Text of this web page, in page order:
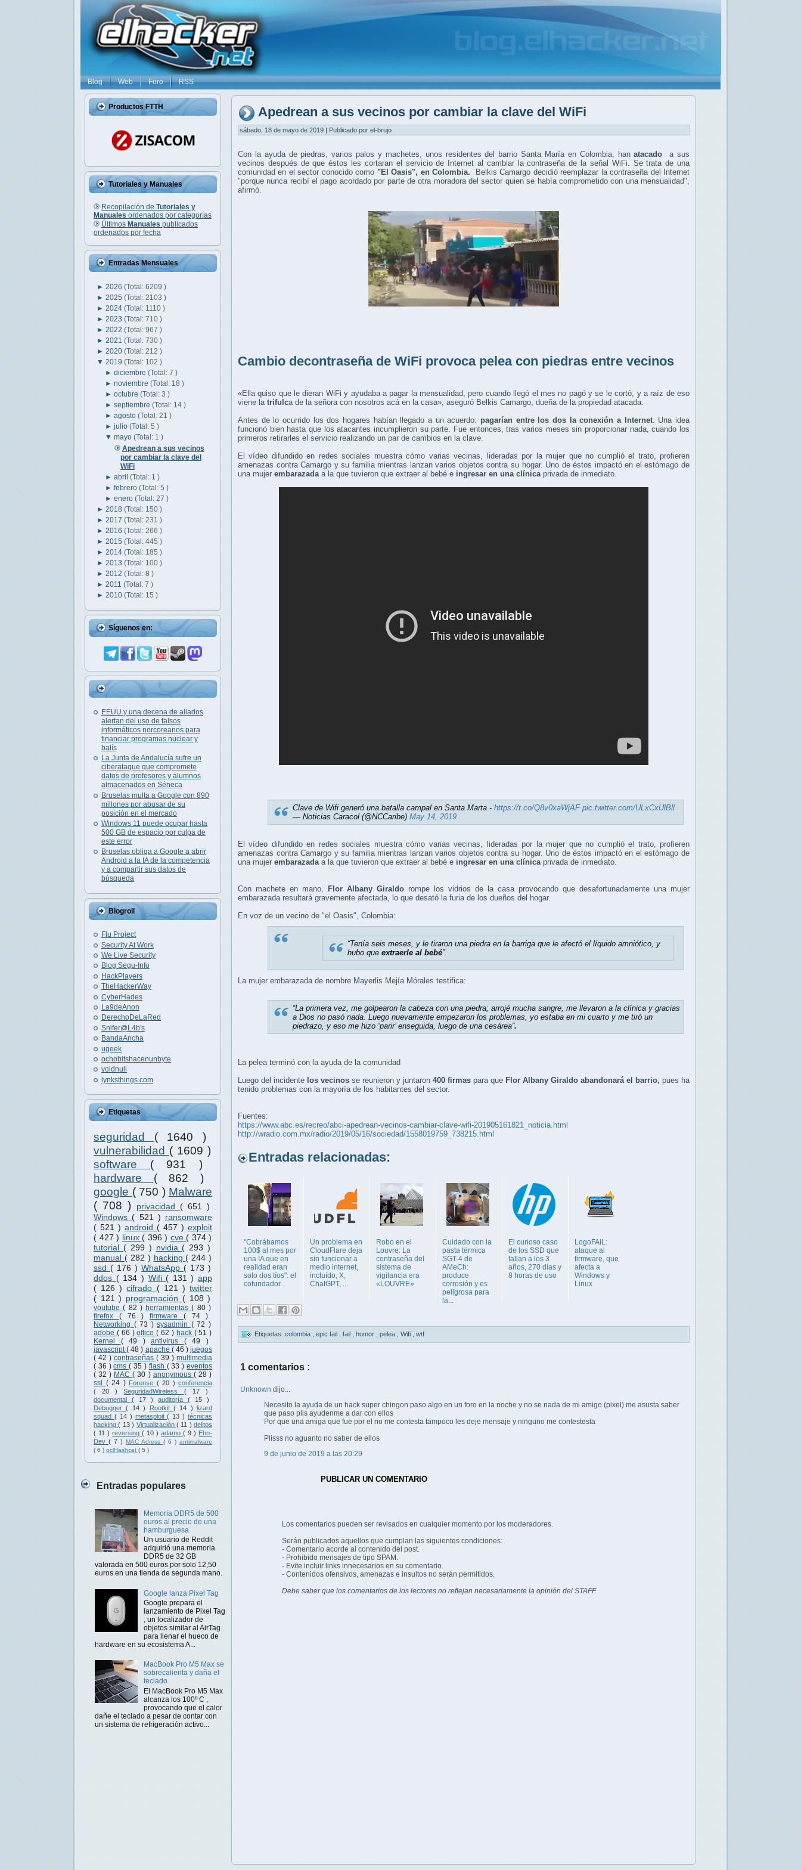
Blog Web Foro RSS
Productos FTTH
Tutoriales y Manuales
Recopilación de Tutoriales y
Manuales ordenados por categorías
Últimos Manuales publicados
ordenados por fecha
Entradas Mensuales
► 2026 (Total: 6209 )
► 2025 (Total: 2103 )
► 2024 (Total: 1110 )
► 2023 (Total: 710 )
► 2022 (Total: 967 )
► 2021 (Total: 730 )
► 2020 (Total: 212 )
▼ 2019 (Total: 102 )
►diciembre(Total: 7 )
►noviembre(Total: 18 )
►octubre(Total: 3 )
►septiembre(Total: 14 )
►agosto(Total: 21 )
►julio(Total: 5 )
▼mayo(Total: 1 )
Apedrean a sus vecinos
por cambiar la clave del
WiFi
►abril(Total: 1 )
►febrero(Total: 5 )
►enero(Total: 27 )
► 2018 (Total: 150 )
► 2017 (Total: 231 )
► 2016 (Total: 266 )
► 2015 (Total: 445 )
► 2014 (Total: 185 )
► 2013 (Total: 100 )
► 2012 (Total: 8 )
► 2011 (Total: 7 )
► 2010 (Total: 15 )
Síguenos en:
EEUU y una decena de aliados
alertan del uso de falsos
informáticos norcoreanos para
financiar programas nuclear y
balís
La Junta de Andalucía sufre un
ciberataque que compromete
datos de profesores y alumnos
almacenados en Séneca
Bruselas multa a Google con 890
millones por abusar de su
posición en el mercado
Windows 11 puede ocupar hasta
500 GB de espacio por culpa de
este error
Bruselas obliga a Google a abrir
Android a la IA de la competencia
y a compartir sus datos de
búsqueda
Blogroll
Flu Project
Security At Work
We Live Security
Blog Segu-Info
HackPlayers
TheHackerWay
CyberHades
La9deAnon
DerechoDeLaRed
Snifer@L4b's
BandaAncha
ugeek
ochobitshacenunbyte
voidnull
lynksthings.com
Etiquetas
seguridad ( 1640 )
vulnerabilidad ( 1609 )
software ( 931 )
hardware ( 862 )
google ( 750 ) Malware
( 708 )
privacidad ( 651 )
Windows ( 521 ) ransomware
( 521 ) android ( 457 ) exploit
( 427 ) linux ( 396 ) cve ( 374 )
tutorial ( 299 ) nvidia ( 293 )
manual ( 282 ) hacking ( 244 )
ssd ( 176 ) WhatsApp ( 173 )
ddos ( 134 ) Wifi ( 131 ) app
( 126 )cifrado ( 121 )twitter
( 121 ) programación ( 108 )
youtube( 82 ) herramientas( 80 )
firefox ( 76 ) firmware ( 74 )
Networking ( 73 ) sysadmin ( 72 )
adobe ( 66 )office( 62 ) hack ( 51 )
Kernel ( 49 ) antivirus ( 49 )
javascript( 48 ) apache ( 46 ) juegos
( 42 ) contraseñas ( 39 ) multimedia
( 36 )cms( 35 ) flash ( 33 )eventos
( 32 ) MAC( 30 ) anonymous ( 28 )
ssl ( 24 ) Forense ( 20 ) conferencia
( 20 )SeguridadWireless ( 17 )
documental ( 17 ) auditoría ( 15 )
Debugger( 14 ) Rootkit ( 14 ) lizard
squad ( 14 ) metasploit( 13 ) técnicas
hacking( 13 ) Virtualización ( 11 ) delitos
( 11 ) reversing ( 10 ) adamo ( 9 ) Ehn-
Dev ( 7 ) MAC Adress ( 6 ) antimalware
( 6 ) oclHashcat ( 5 )
Entradas populares
Memoria DDR5 de 500
euros al precio de una
hamburguesa
Un usuario de Reddit
adquirió una memoria
DDR5 de 32 GB
valorada en 500 euros por solo 12,50
euros en una tienda de segunda mano.
Google lanza Pixel Tag
Google prepara el
lanzamiento de Pixel Tag
, un localizador de
objetos similar al AirTag
para llenar el hueco de
hardware en su ecosistema A...
MacBook Pro M5 Max se
sobrecalienta y daña el
teclado
El MacBook Pro M5 Max
alcanza los 100º C ,
provocando que el calor
dañe el teclado a pesar de contar con
un sistema de refrigeración activo...
Apedrean a sus vecinos por cambiar la clave del WiFi
sábado, 18 de mayo de 2019 | Publicado por el-brujo
Con la ayuda de piedras, varios palos y machetes, unos residentes del barrio Santa María en Colombia, hanatacado
a sus
vecinos después de que éstos les cortaran el servicio de Internet al cambiar la contraseña de la señal WiFi. Se trata de una
comunidad en el sector conocido como "El Oasis", en Colombia.
Belkis Camargo decidió reemplazar la contraseña del Internet
"porque nunca recibí el pago acordado por parte de otra moradora del sector quien se había comprometido con una mensualidad",
afirmó.
Cambio decontraseña de WiFi provoca pelea con piedras entre vecinos
«Ella quiso que le dieran WiFi y ayudaba a pagar la mensualidad, pero cuando llegó el mes no pagó y se le cortó, y a raíz de eso
viene la trifulca de la señora con nosotros acá en la casa», aseguró Belkis Camargo, dueña de la propiedad atacada.
Antes de lo ocurrido los dos hogares habían llegado a un acuerdo: pagarían entre los dos la conexión a Internet. Una idea
funcionó bien hasta que los atacantes incumplieron su parte. Fue entonces, tras varios meses sin proporcionar nada, cuando los
primeros retirarles el servicio realizando un par de cambios en la clave.
El vídeo difundido en redes sociales muestra cómo varias vecinas, lideradas por la mujer que no cumplió el trato, profieren
amenazas contra Camargo y su familia mientras lanzan varios objetos contra su hogar. Uno de éstos impactó en el estómago de
una mujer embarazadaa la que tuvieron que extraer al bebé e ingresar en una clínicaprivada de inmediato.
Clave de Wifi generó una batalla campal en Santa Marta - https://t.co/Q8v0xaWjAF pic.twitter.com/ULxCxUlBll
— Noticias Caracol (@NCCaribe) May 14, 2019
El vídeo difundido en redes sociales muestra cómo varias vecinas, lideradas por la mujer que no cumplió el trato, profieren
amenazas contra Camargo y su familia mientras lanzan varios objetos contra su hogar. Uno de éstos impactó en el estómago de
una mujer embarazadaa la que tuvieron que extraer al bebé e ingresar en una clínicaprivada de inmediato.
Con machete en mano, Flor Albany Giraldo rompe los vidrios de la casa provocando que desafortunadamente una mujer
embarazada resultará gravemente afectada, lo que desató la furia de los dueños del hogar.
En voz de un vecino de "el Oasis", Colombia:
“Tenía seis meses, y le tiraron una piedra en la barriga que le afectó el líquido amniótico, y
hubo que extraerle al bebé”.
La mujer embarazada de nombre Mayerlis Mejía Mórales testifica:
“La primera vez, me golpearon la cabeza con una piedra; arrojé mucha sangre, me llevaron a la clínica y gracias
a Dios no pasó nada. Luego nuevamente empezaron los problemas, yo estaba en mi cuarto y me tiró un
piedrazo, y eso me hizo ‘parir’ enseguida, luego de una cesárea”.
La pelea terminó con la ayuda de la comunidad
Luego del incidente los vecinos se reunieron y juntaron 400 firmas para que Flor Albany Giraldo abandonará el barrio, pues ha
tenido problemas con la mayoría de los habitantes del sector.
Fuentes:
https://www.abc.es/recreo/abci-apedrean-vecinos-cambiar-clave-wifi-201905161821_noticia.html
http://wradio.com.mx/radio/2019/05/16/sociedad/1558019759_738215.html
Entradas relacionadas:
"Cobrábamos
100$ al mes por
una IA que en
realidad eran
solo dos tíos": el
cofundador...
Un problema en
CloudFlare deja
sin funcionar a
medio internet,
incluído, X,
ChatGPT, ...
Robo en el
Louvre: La
contraseña del
sistema de
vigilancia era
«LOUVRE»
Cuidado con la
pasta térmica
SGT-4 de
AMeCh:
produce
corrosión y es
peligrosa para
la...
El curioso caso
de los SSD que
fallan a los 3
años, 270 días y
8 horas de uso
LogoFAIL:
ataque al
firmware, que
afecta a
Windows y
Linux
Etiquetas: colombia epic fail fail humor pelea Wifi wtf
1 comentarios :
Unknown dijo...
Necesito la ayuda de un hack super chingon paso algo en un foro en la noche y no se nada de mi amigo (pixel) me asusta saber
que paso plis ayudenme a dar con ellos
Por que una amiga que fue por el no me contesta tampoco les deje mensaje y ninguno me contestesta
Plisss no aguanto no saber de ellos
9 de junio de 2019 a las 20:29
PUBLICAR UN COMENTARIO
Los comentarios pueden ser revisados en cualquier momento por los moderadores.
Serán publicados aquellos que cumplan las siguientes condiciones:
- Comentario acorde al contenido del post.
- Prohibido mensajes de tipo SPAM.
- Evite incluir links innecesarios en su comentario.
- Contenidos ofensivos, amenazas e insultos no serán permitidos.
Debe saber que los comentarios de los lectores no reflejan necesariamente la opinión del STAFF.